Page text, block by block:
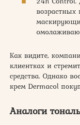
возрастных
Как видите,
клиентках и
средства. Однако
крем Dermacol
Аналоги